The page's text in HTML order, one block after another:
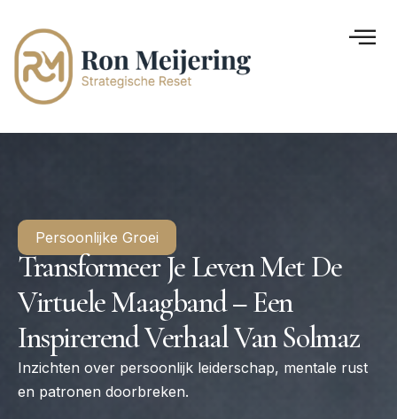
Persoonlijke Groei
Transformeer Je Leven Met De
Virtuele Maagband – Een
Inspirerend Verhaal Van Solmaz
Inzichten over persoonlijk leiderschap, mentale rust
en patronen doorbreken.